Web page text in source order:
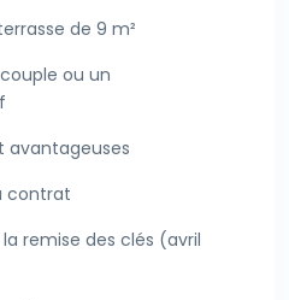
de 9 m²
ou un
avantageuses
contrat
remise des clés (avril